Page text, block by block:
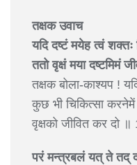
तक्षक उवाच
यदि दष्टं मयेह त्वं शक्तः
ततो वृक्षं मया दष्टमिमं
तक्षक बोला-काश्यप !
कुछ भी चिकित्सा
वृक्षको जीवित कर दो ॥
परं मन्त्रबलं यत् ते तद्